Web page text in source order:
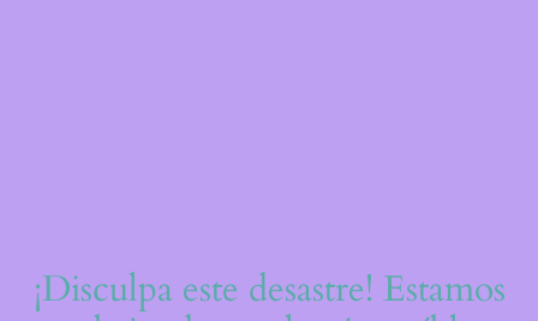
¡Disculpa este desastre! Estamos